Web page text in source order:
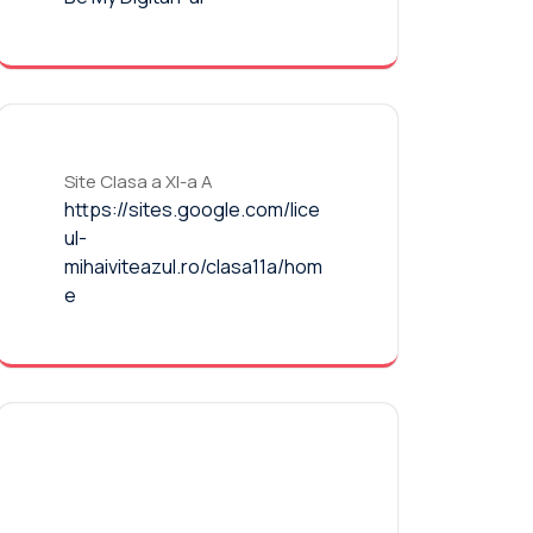
Site Clasa a XI-a A
https://sites.google.com/lice
ul-
mihaiviteazul.ro/clasa11a/hom
e